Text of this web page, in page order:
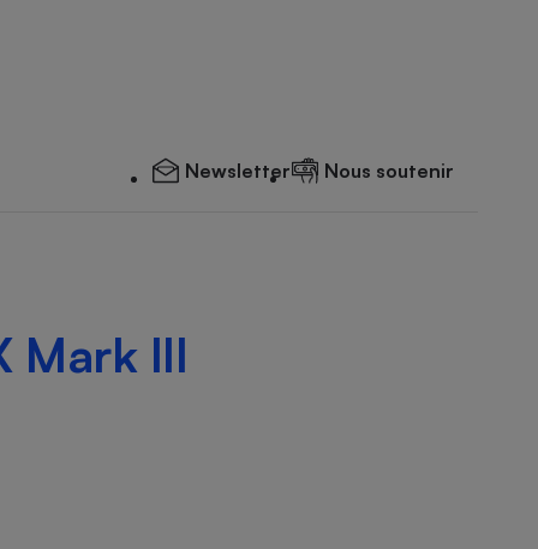
Newsletter Nous soutenir
Mark III